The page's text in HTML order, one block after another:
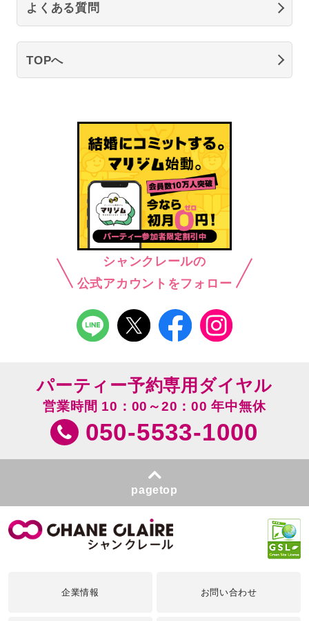
よくある質問
TOPへ
シャンクレールの
公式アカウントをフォロー
パーティー予約専用ダイヤル
営業時間 10：00～20：00 年中無休
050-5533-1000
pagetop
企業情報 お問い合わせ